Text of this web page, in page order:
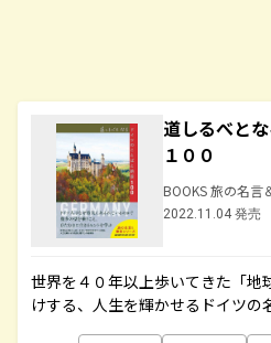
道しるべと
１００
BOOKS 旅の名言
2022.11.04 発売
世界を４０年以上歩いてきた「地
けする、人生を輝かせるドイツの